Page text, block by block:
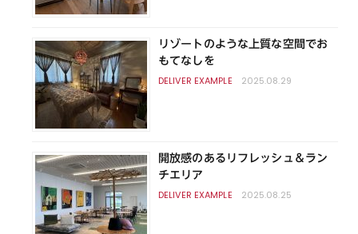
リゾートのような上質な空間でお
もてなしを
2025.08.29
開放感のあるリフレッシュ＆ラン
チエリア
2025.08.25